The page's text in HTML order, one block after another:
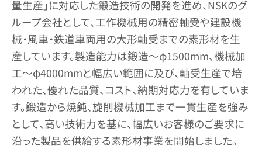
量生産」に対応した鍛造技術の開発を進め、NSKのグ
ループ会社として、工作機械用の精密軸受や建設機
械・風車・鉄道車両用の大形軸受までの素形材を生
産しています。製造能力は鍛造～φ1500mm、機械加
工～φ4000mmと幅広い範囲に及び、軸受生産で培
われた、優れた品質、コスト、納期対応力を有していま
す。鍛造から焼鈍、旋削機械加工まで一貫生産を強み
として、高い技術力を基に、幅広いお客様のご要求に
沿った製品を供給する素形材事業を開始しました。